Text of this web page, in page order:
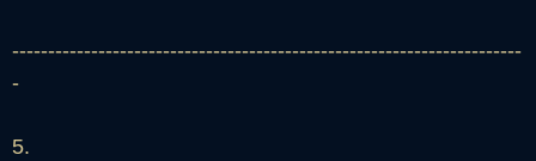
-----------------------------------------------------------------------
-
5.